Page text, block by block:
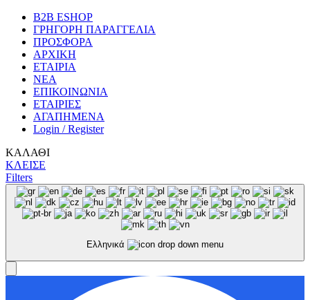
B2B ESHOP
ΓΡΗΓΟΡΗ ΠΑΡΑΓΓΕΛΙΑ
ΠΡΟΣΦΟΡΑ
ΑΡΧΙΚΗ
ΕΤΑΙΡΙΑ
ΝΕΑ
ΕΠΙΚΟΙΝΩΝΙΑ
ΕΤΑΙΡΙΕΣ
ΑΓΑΠΗΜΕΝΑ
Login / Register
ΚΑΛΑΘΙ
ΚΛΕΙΣΕ
Filters
Ελληνικά